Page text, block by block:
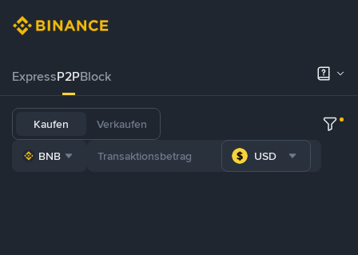
ExpressP2PBlock
Kaufen Verkaufen
BNB USD